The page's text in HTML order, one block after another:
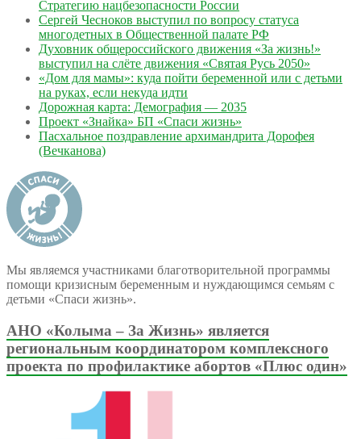
Стратегию нацбезопасности России
Сергей Чесноков выступил по вопросу статуса
многодетных в Общественной палате РФ
Духовник общероссийского движения «За жизнь!»
выступил на слёте движения «Святая Русь 2050»
«Дом для мамы»: куда пойти беременной или с детьми
на руках, если некуда идти
Дорожная карта: Демография — 2035
Проект «Знайка» БП «Спаси жизнь»
Пасхальное поздравление архимандрита Дорофея
(Вечканова)
Мы являемся участниками благотворительной программы
помощи кризисным беременным и нуждающимся семьям с
детьми «Спаси жизнь».
АНО «Колыма – За Жизнь» является
региональным координатором комплексного
проекта по профилактике абортов «Плюс один»